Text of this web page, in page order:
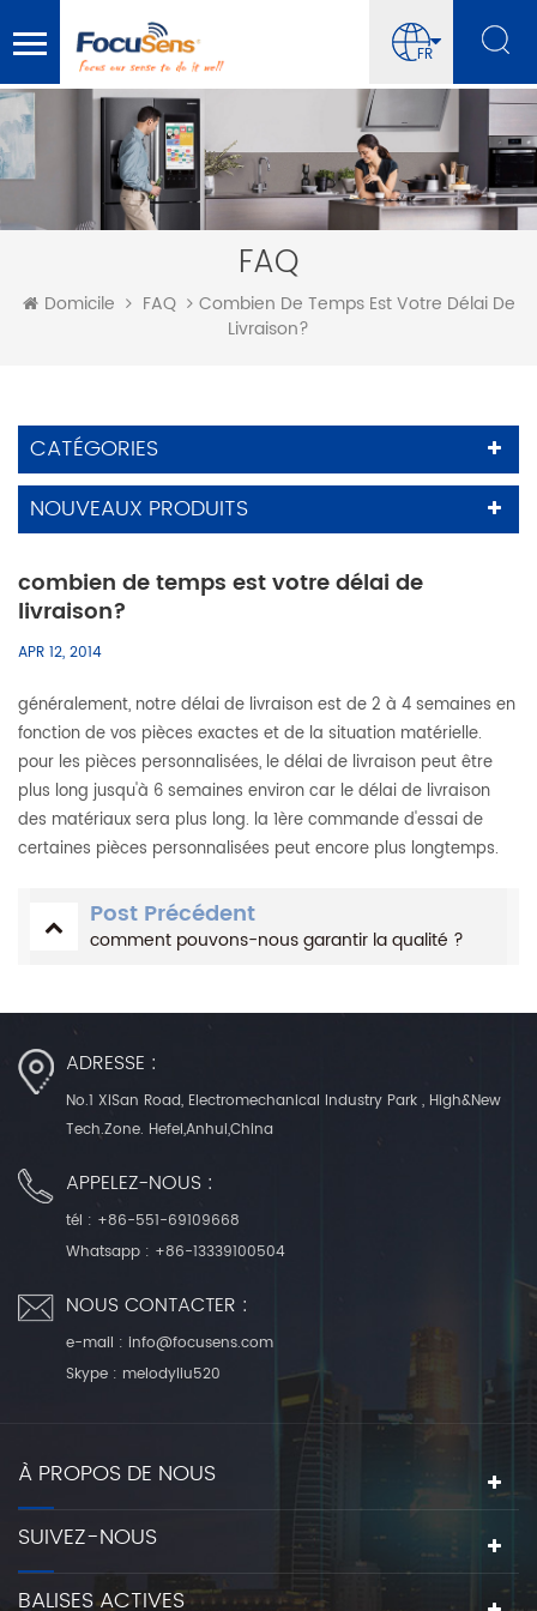
FR
FAQ
Domicile FAQ
Combien De Temps Est Votre Délai De
Livraison?
CATÉGORIES
NOUVEAUX PRODUITS
combien de temps est votre délai de
livraison?
APR 12, 2014
généralement, notre délai de livraison est de 2 à 4 semaines en
fonction de vos pièces exactes et de la situation matérielle.
pour les pièces personnalisées, le délai de livraison peut être
plus long jusqu'à 6 semaines environ car le délai de livraison
des matériaux sera plus long. la 1ère commande d'essai de
certaines pièces personnalisées peut encore plus longtemps.
Post Précédent
comment pouvons-nous garantir la qualité ?
ADRESSE :
No.1 XiSan Road, Electromechanical Industry Park , High&New
Tech.Zone. Hefei,Anhui,China
APPELEZ-NOUS :
tél : +86-551-69109668
Whatsapp : +86-13339100504
NOUS CONTACTER :
e-mail : info@focusens.com
Skype : melodyliu520
À PROPOS DE NOUS
SUIVEZ-NOUS
BALISES ACTIVES